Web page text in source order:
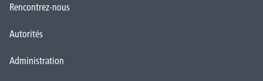
Rencontrez-nous
Autorités
Administration